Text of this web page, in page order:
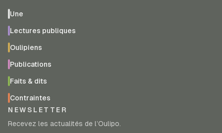
Une
Lectures publiques
Oulipiens
Publications
Faits & dits
Contraintes
NEWSLETTER
Recevez les actualités de l’Oulipo.